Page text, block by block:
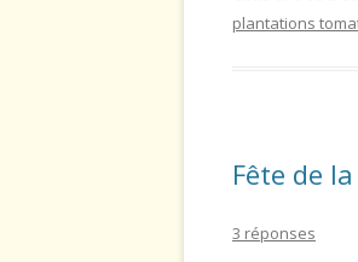
b
k
plantations
Fête de
3 réponses